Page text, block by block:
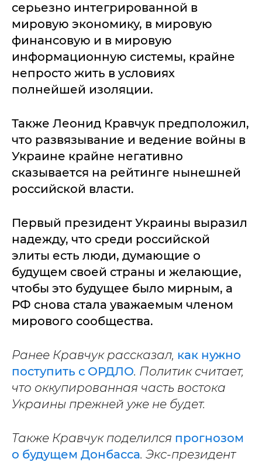
серьезно интегрированной в
мировую экономику, в мировую
финансовую и в мировую
информационную системы, крайне
непросто жить в условиях
полнейшей изоляции.
Также Леонид Кравчук предположил,
что развязывание и ведение войны в
Украине крайне негативно
сказывается на рейтинге нынешней
российской власти.
Первый президент Украины выразил
надежду, что среди российской
элиты есть люди, думающие о
будущем своей страны и желающие,
чтобы это будущее было мирным, а
РФ снова стала уважаемым членом
мирового сообщества.
Ранее Кравчук рассказал, как нужно
поступить с ОРДЛО. Политик считает,
что оккупированная часть востока
Украины прежней уже не будет.
Также Кравчук поделился прогнозом
о будущем Донбасса. Экс-президент